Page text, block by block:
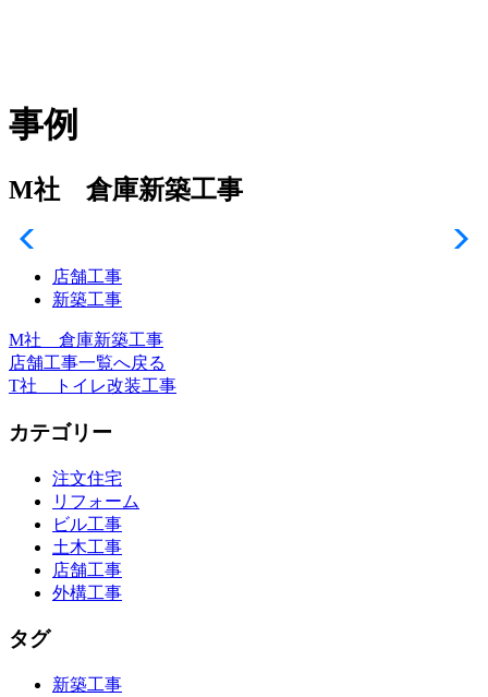
事例
M社 倉庫新築工事
店舗工事
新築工事
M社 倉庫新築工事
店舗工事一覧へ戻る
T社 トイレ改装工事
カテゴリー
注文住宅
リフォーム
ビル工事
土木工事
店舗工事
外構工事
タグ
新築工事